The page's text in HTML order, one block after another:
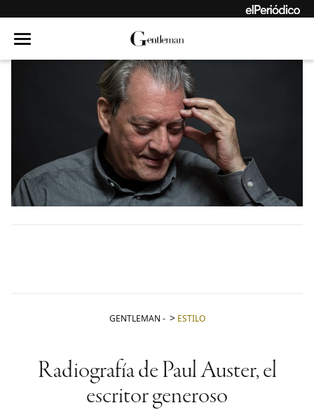
GENTLEMAN - ESTILO
Radiografía de Paul Auster, el
escritor generoso